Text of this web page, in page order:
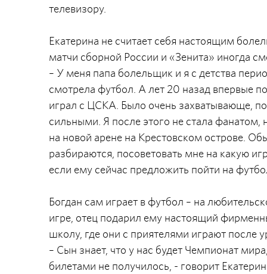
телевизору.
Екатерина не считает себя настоящим
матчи сборной России и «Зенита» иногда
– У меня папа болельщик и я с детства
смотрела футбол. А лет 20 назад впервые
играл с ЦСКА. Было очень захватывающе,
сильными. Я после этого не стала
на новой арене на Крестовском острове.
разбираются, посоветовать мне на какую
если ему сейчас предложить пойти на
Богдан сам играет в футбол – на
игре, отец подарил ему настоящий
школу, где они с приятелями играют после
– Сын знает, что у нас будет Чемпионат
билетами не получилось, - говорит